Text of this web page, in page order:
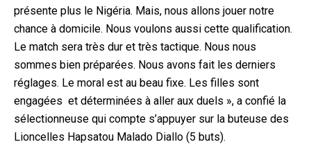
présente plus le Nigéria. Mais, nous allons jouer notre
chance à domicile. Nous voulons aussi cette qualification.
Le match sera très dur et très tactique. Nous nous
sommes bien préparées. Nous avons fait les derniers
réglages. Le moral est au beau fixe. Les filles sont
engagées et déterminées à aller aux duels », a confié la
sélectionneuse qui compte s’appuyer sur la buteuse des
Lioncelles Hapsatou Malado Diallo (5 buts).